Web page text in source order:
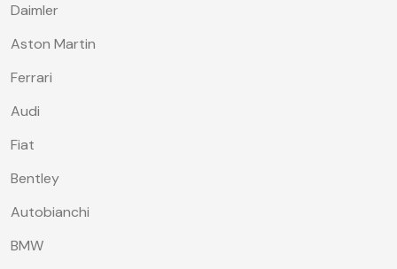
Daimler
Aston Martin
Ferrari
Audi
Fiat
Bentley
Autobianchi
BMW